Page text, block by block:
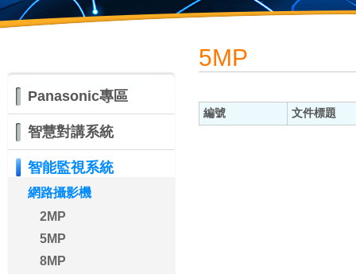
Panasonic專區
智慧對講系統
智能監視系統
網路攝影機
2MP
5MP
8MP
5MP
編號 文件標題